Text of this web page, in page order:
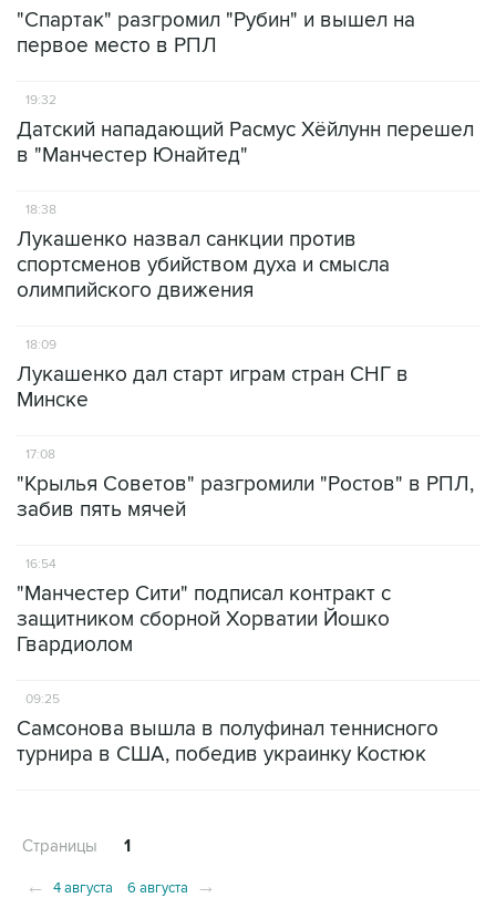
"Спартак" разгромил "Рубин" и вышел на
первое место в РПЛ
19:32
Датский нападающий Расмус Хёйлунн перешел
в "Манчестер Юнайтед"
18:38
Лукашенко назвал санкции против
спортсменов убийством духа и смысла
олимпийского движения
18:09
Лукашенко дал старт играм стран СНГ в
Минске
17:08
"Крылья Советов" разгромили "Ростов" в РПЛ,
забив пять мячей
16:54
"Манчестер Сити" подписал контракт с
защитником сборной Хорватии Йошко
Гвардиолом
09:25
Самсонова вышла в полуфинал теннисного
турнира в США, победив украинку Костюк
Страницы 1
← 4 августа 6 августа →